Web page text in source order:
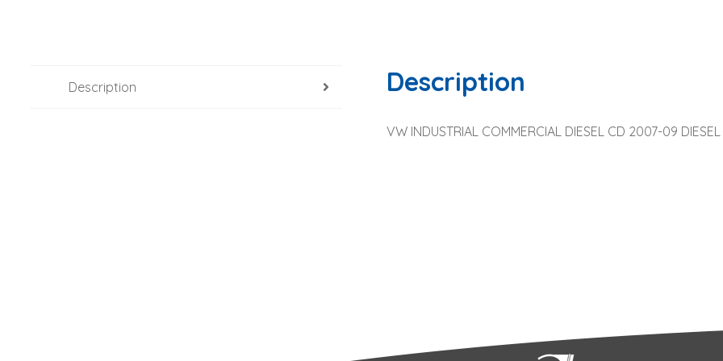
Description Description
VW INDUSTRIAL COMMERCIAL DIESEL CD 2007-09